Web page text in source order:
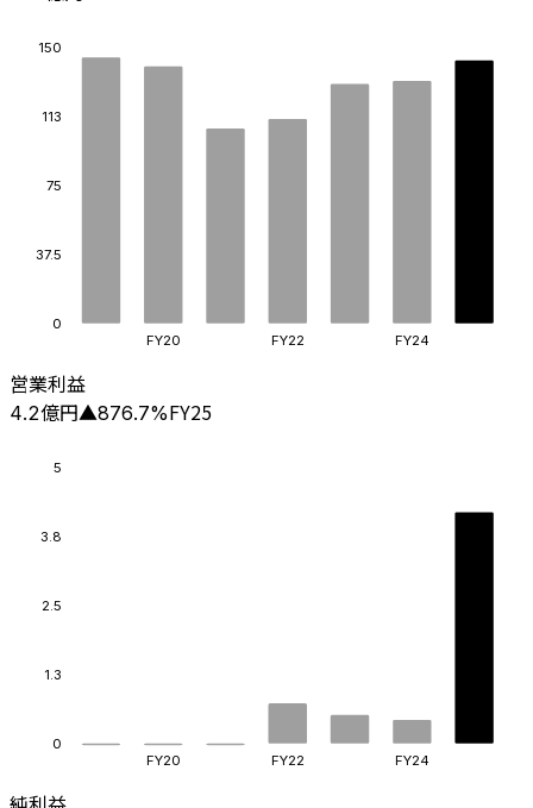
0
37.5
75
113
150
FY20 FY22 FY24
営業利益
4.2億円▲876.7%FY25
0
1.3
2.5
3.8
5
FY20 FY22 FY24